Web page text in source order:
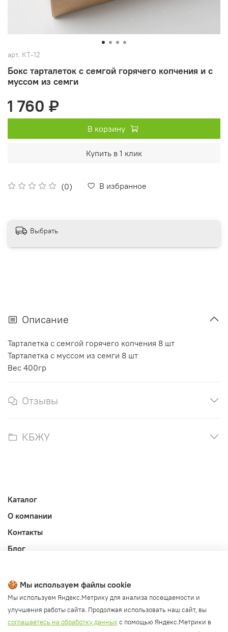
арт. КТ-12
Бокс тарталеток с семгой горячего копчения и с
муссом из семги
(0) В избранное
1 760 ₽
В корзину
Купить в 1 клик
Выбрать
Описание
Тарталетка с семгой горячего копчения 8 шт
Тарталетка с муссом из семги 8 шт
Вес 400гр
Отзывы
КБЖУ
Каталог
О компании
Контакты
Блог
Публичная оферта
Политика конфиденциальности и обработки ПД
Согласие на обработку ПД
Согласие на рассылку
🍪 Мы используем файлы cookie
Мы используем Яндекс.Метрику для анализа посещаемости и
улучшения работы сайта. Продолжая использовать наш сайт, вы
соглашаетесь на обработку данных с помощью Яндекс.Метрики в